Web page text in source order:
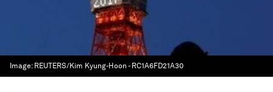
Image: REUTERS/Kim Kyung-Hoon - RC1A6FD21A30